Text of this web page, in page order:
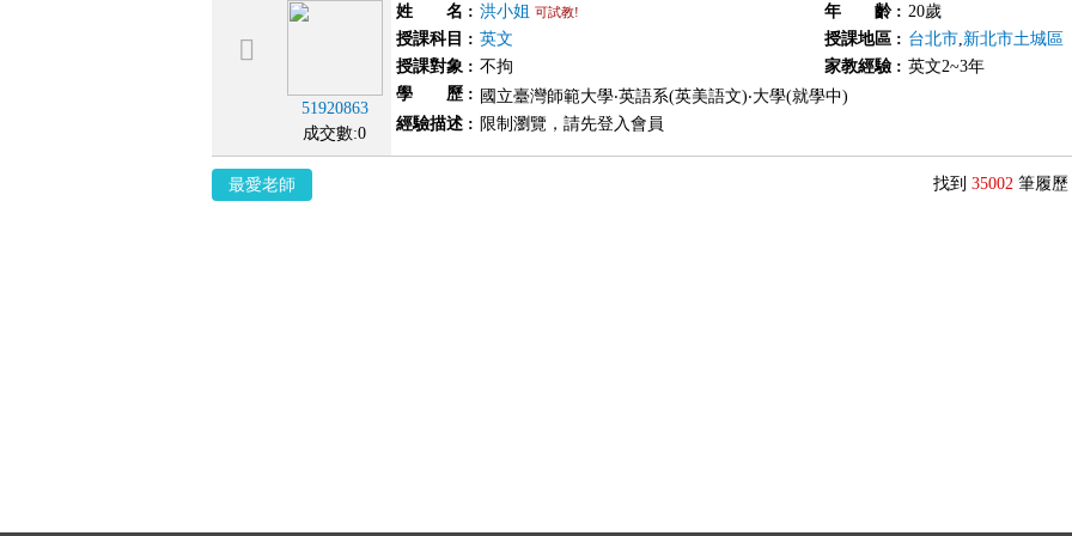
51920863
成交數:0
姓 名 : 洪小姐 可試教! 年 齡: 20歲
授課科目 : 英文 授課地區: 台北市,新北市土城區
授課對象 : 不拘 家教經驗: 英文2~3年
學 歷 : 國立臺灣師範大學‧英語系(英美語文)‧大學(就學中)
經驗描述 : 限制瀏覽，請先登入會員
最愛老師 找到 35002 筆履歷